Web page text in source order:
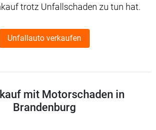
trotz Unfallschaden zu tun hat.
Unfallauto verkaufen
mit Motorschaden in
Brandenburg